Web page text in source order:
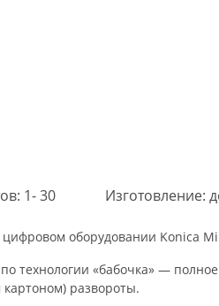
1- 30 Изготовление:
оборудовании Konica
технологии «бабочка» —
развороты.